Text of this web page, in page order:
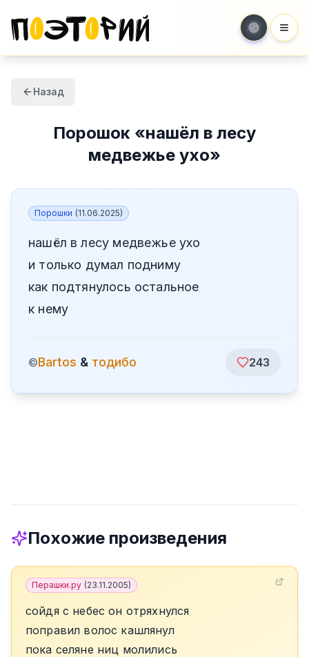
Назад
Порошок «нашёл в лесу
медвежье ухо»
Порошки (11.06.2025)
нашёл в лесу медвежье ухо
и только думал подниму
как подтянулось остальное
к нему
©Bartos & тодибо 243
Похожие произведения
Перашки.ру (23.11.2005)
сойдя с небес он отряхнулся
поправил волос кашлянул
пока селяне ниц молились